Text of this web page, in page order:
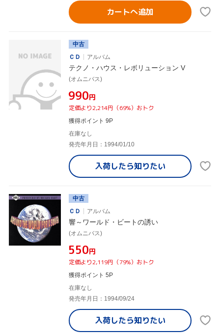
カートへ追加
中古
ＣＤ
アルバム
テクノ・ハウス・レボリューション V
(オムニバス)
¥990円
定価より2,214円（69%）おトク
獲得ポイント 9P
在庫なし
発売年月日：1994/01/10
入荷したら知りたい
中古
ＣＤ
アルバム
響～ワールド・ビートの誘い
(オムニバス)
¥550円
定価より2,119円（79%）おトク
獲得ポイント 5P
在庫なし
発売年月日：1994/09/24
入荷したら知りたい